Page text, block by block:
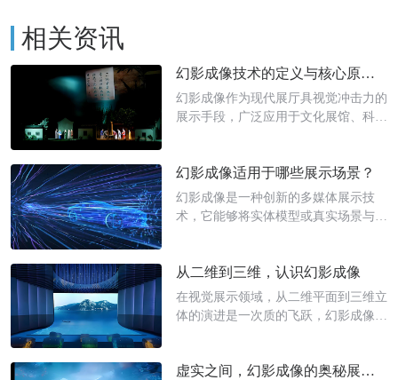
相关资讯
幻影成像技术的定义与核心原理探秘
幻影成像作为现代展厅具视觉冲击力的
展示手段，广泛应用于文化展馆、科技
光学虚拟成像范畴，是基于全息投影与
光学折射原理发展而来的立体成像系
统，
幻影成像适用于哪些展示场景？
幻影成像是一种创新的多媒体展示技
术，它能够将实体模型或真实场景与虚
反射与空间透视，通过将预先制作的三
维或二维动态视频，投射到经过特殊处
理的透明介质上。
从二维到三维，认识幻影成像
在视觉展示领域，从二维平面到三维立
体的演进是一次质的飞跃，幻影成像是
现出具有深度感的立体影像，为观察者
虚实之间，幻影成像的奥秘展示突破